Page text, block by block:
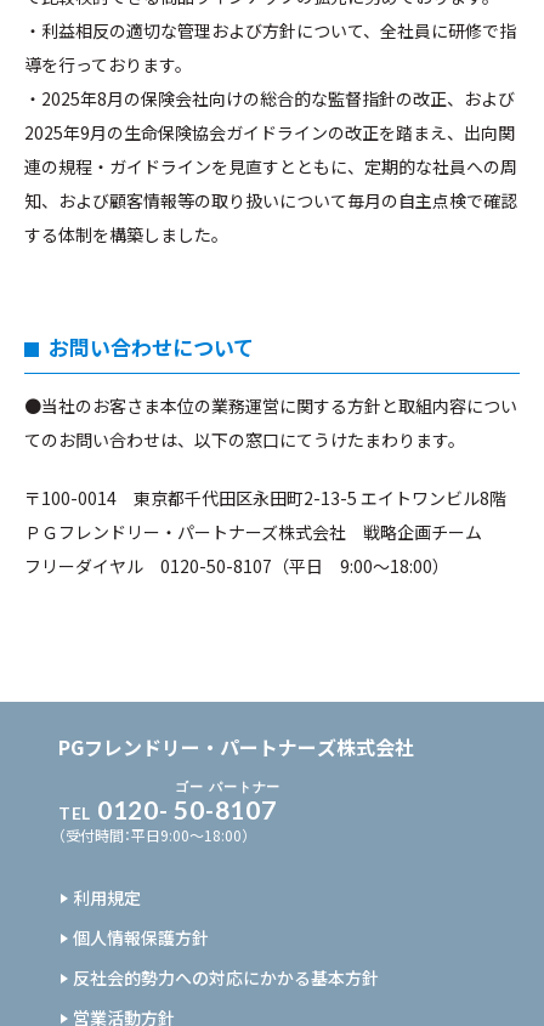
・利益相反の適切な管理および方針について、全社員に研修で指
導を行っております。
・2025年8月の保険会社向けの総合的な監督指針の改正、および
2025年9月の生命保険協会ガイドラインの改正を踏まえ、出向関
連の規程・ガイドラインを見直すとともに、定期的な社員への周
知、および顧客情報等の取り扱いについて毎月の自主点検で確認
する体制を構築しました。
お問い合わせについて
●当社のお客さま本位の業務運営に関する方針と取組内容につい
てのお問い合わせは、以下の窓口にてうけたまわります。
〒100-0014 東京都千代田区永田町2-13-5 エイトワンビル8階
ＰＧフレンドリー・パートナーズ株式会社 戦略企画チーム
フリーダイヤル 0120-50-8107（平日 9:00～18:00）
利用規定
個人情報保護方針
反社会的勢力への対応にかかる基本方針
営業活動方針
PGフレンドリー・パートナーズ株式会社
TEL 0120-50
ゴー
-8107
パートナー
（受付時間：平日9:00〜18:00）